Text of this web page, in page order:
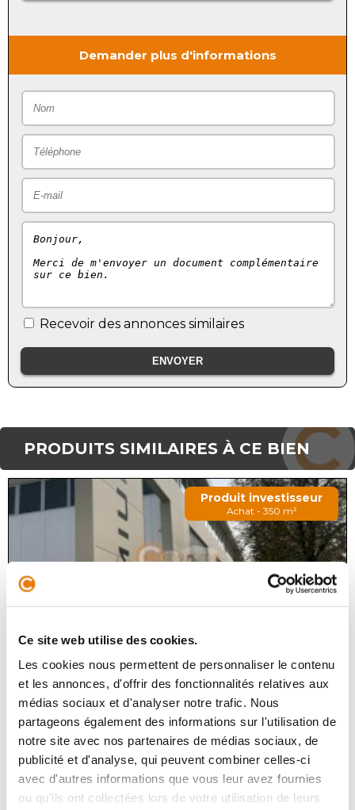
Ce site web utilise des cookies.
Les cookies nous permettent de personnaliser le contenu
et les annonces, d'offrir des fonctionnalités relatives aux
médias sociaux et d'analyser notre trafic. Nous
partageons également des informations sur l'utilisation de
notre site avec nos partenaires de médias sociaux, de
publicité et d'analyse, qui peuvent combiner celles-ci
avec d'autres informations que vous leur avez fournies
ou qu'ils ont collectées lors de votre utilisation de leurs
Demander plus d'informations
Recevoir des annonces similaires
PRODUITS SIMILAIRES À CE BIEN
Produit investisseur
Achat - 350 m²
CARBON-BLANC 660 000 €HT
L'agence CONSULTIMO vous propose en exclusivité à
l'entrée de ville de CARBON-BLANC (rive droite
bordelaise), en première ligne de l'avenue de Bordeaux,
un local commercial neuf d'...